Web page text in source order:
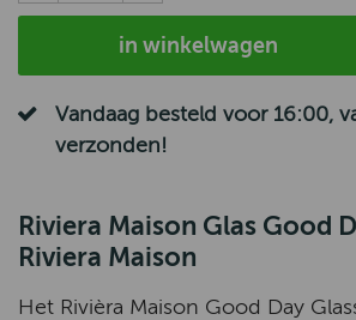
in winkelwagen
Vandaag besteld voor 16:00,
verzonden!
Riviera Maison Glas Good
Riviera Maison
Het Rivièra Maison Good Day